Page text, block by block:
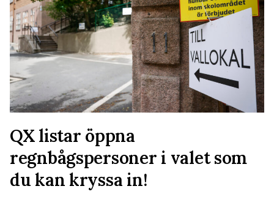
QX listar öppna
regnbågspersoner i valet som
du kan kryssa in!